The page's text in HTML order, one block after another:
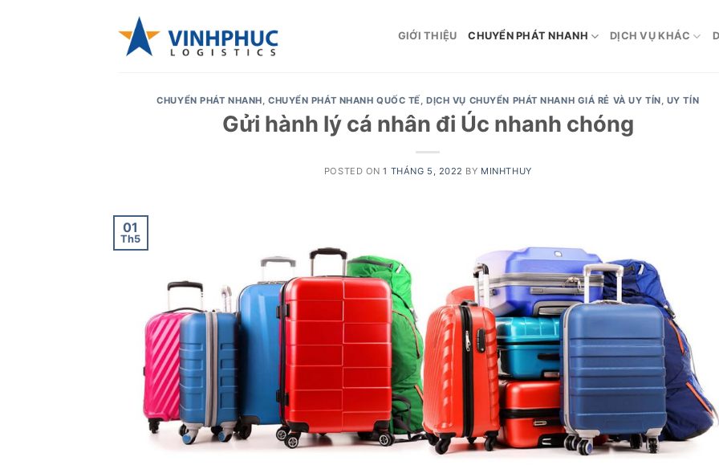
GIỚI THIỆU CHUYỂN PHÁT NHANH DỊCH VỤ KHÁC
CHUYỂN PHÁT NHANH, CHUYỂN PHÁT NHANH QUỐC TẾ,DỊCH VỤ CHUYỂN PHÁT NHANH GIÁ RẺ VÀ UY TÍN, UY TÍN
Gửi hành lý cá nhân đi Úc nhanh chóng
POSTED ON1 THÁNG 5, 2022 BY MINHTHUY
01
Th5